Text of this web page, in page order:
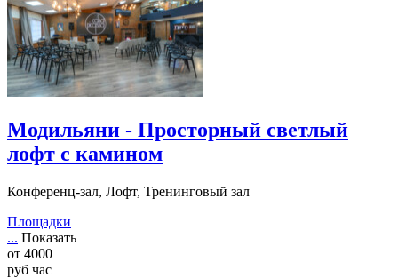
Модильяни - Просторный светлый
лофт с камином
Конференц-зал, Лофт, Тренинговый зал
Площадки
... Показать
от 4000
руб час